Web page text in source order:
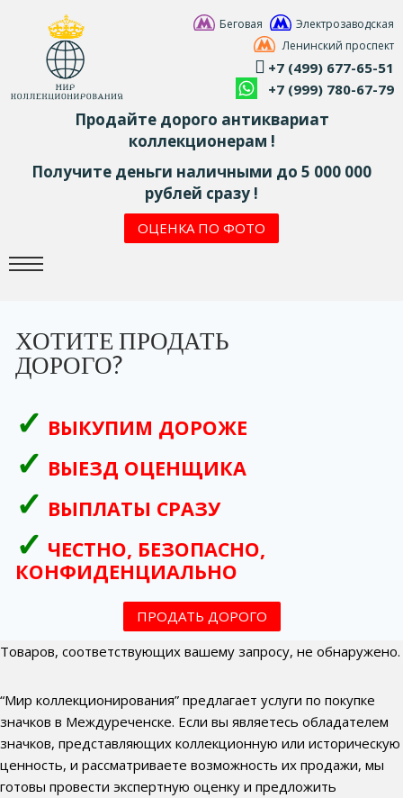
Беговая
Электрозаводская
Ленинский проспект
+7 (499) 677-65-51
+7 (999) 780-67-79
Продайте дорого антиквариат
коллекционерам !
Получите деньги наличными до 5 000 000
рублей сразу !
ОЦЕНКА ПО ФОТО
ХОТИТЕ ПРОДАТЬ
ДОРОГО?
ВЫКУПИМ ДОРОЖЕ
ВЫЕЗД ОЦЕНЩИКА
ВЫПЛАТЫ СРАЗУ
ЧЕСТНО, БЕЗОПАСНО,
КОНФИДЕНЦИАЛЬНО
ПРОДАТЬ ДОРОГО
Товаров, соответствующих вашему запросу, не обнаружено.
“Мир коллекционирования” предлагает услуги по покупке
значков в Междуреченске. Если вы являетесь обладателем
значков, представляющих коллекционную или историческую
ценность, и рассматриваете возможность их продажи, мы
готовы провести экспертную оценку и предложить